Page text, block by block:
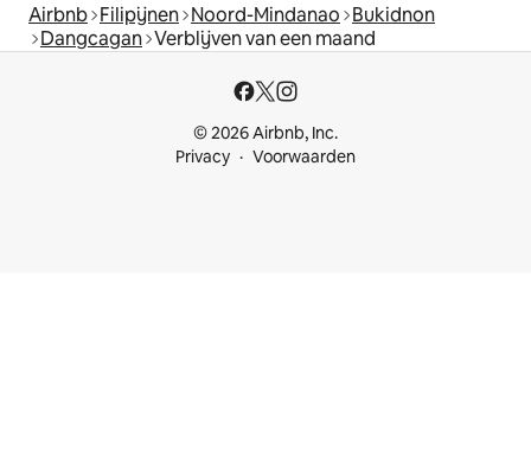
Airbnb Filipijnen Noord-Mindanao Bukidnon
Dangcagan Verblijven van een maand
© 2026 Airbnb, Inc.
Privacy
Voorwaarden